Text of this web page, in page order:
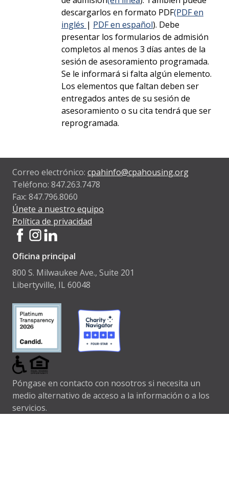
descargarlos en formato PDF(PDF en
inglés | PDF en español). Debe
presentar los formularios de admisión
completos al menos 3 días antes de la
sesión de asesoramiento programada.
Se le informará si falta algún elemento.
Los elementos que faltan deben ser
entregados antes de su sesión de
asesoramiento o su cita tendrá que ser
reprogramada.
Correo electrónico: cpahinfo@cpahousing.org
Teléfono: 847.263.7478
Fax: 847.796.8060
Únete a nuestro equipo
Política de privacidad
Oficina principal
800 S. Milwaukee Ave., Suite 201
Libertyville, IL 60048
Póngase en contacto con nosotros si necesita un
medio alternativo de acceso a la información o a los
servicios.